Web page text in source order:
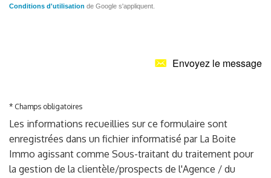
Conditions d'utilisation de Google s'appliquent.
Envoyez le message
* Champs obligatoires
Les informations recueillies sur ce formulaire sont
enregistrées dans un fichier informatisé par La Boite
Immo agissant comme Sous-traitant du traitement pour
la gestion de la clientèle/prospects de l'Agence / du